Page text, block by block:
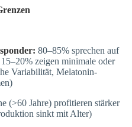
80–85% sprechen auf
zeigen minimale oder
Variabilität, Melatonin-
(>60 Jahre) profitieren stärker
sinkt mit Alter)